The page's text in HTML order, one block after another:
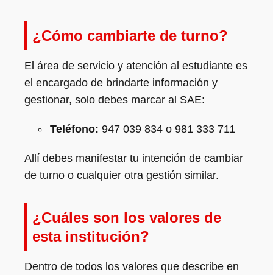
¿Cómo cambiarte de turno?
El área de servicio y atención al estudiante es
el encargado de brindarte información y
gestionar, solo debes marcar al SAE:
Teléfono: 947 039 834 o 981 333 711
Allí debes manifestar tu intención de cambiar
de turno o cualquier otra gestión similar.
¿Cuáles son los valores de
esta institución?
Dentro de todos los valores que describe en